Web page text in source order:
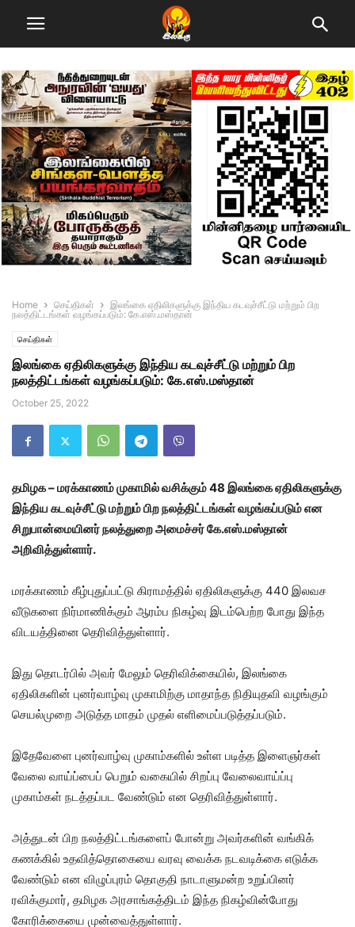
Home செய்திகள்
இலங்கை ஏதிலிகளுக்கு இந்திய கடவுச்சீட்டு மற்றும் பிற
நலத்திட்டங்கள் வழங்கப்படும்: கே.எஸ்.மஸ்தான்
செய்திகள்
இலங்கை ஏதிலிகளுக்கு இந்திய கடவுச்சீட்டு மற்றும் பிற
நலத்திட்டங்கள் வழங்கப்படும்: கே.எஸ்.மஸ்தான்
October 25, 2022
தமிழக – மரக்காணம் முகாமில் வசிக்கும் 48 இலங்கை ஏதிலிகளுக்கு
இந்திய கடவுச்சீட்டு மற்றும் பிற நலத்திட்டங்கள் வழங்கப்படும் என
சிறுபான்மையினர் நலத்துறை அமைச்சர் கே.எஸ்.மஸ்தான்
அறிவித்துள்ளார்.
மரக்காணம் கீழ்புதுப்பட்டு கிராமத்தில் ஏதிலிகளுக்கு 440 இலவச
வீடுகளை நிர்மாணிக்கும் ஆரம்ப நிகழ்வு இடம்பெற்ற போது இந்த
விடயத்தினை தெரிவித்துள்ளார்.
இது தொடர்பில் அவர் மேலும் தெரிவிக்கையில், இலங்கை
ஏதிலிகளின் புனர்வாழ்வு முகாமிற்கு மாதாந்த நிதியுதவி வழங்கும்
செயல்முறை அடுத்த மாதம் முதல் எளிமைப்படுத்தப்படும்.
இதேவேளை புனர்வாழ்வு முகாம்களில் உள்ள படித்த இளைஞர்கள்
வேலை வாய்ப்பைப் பெறும் வகையில் சிறப்பு வேலைவாய்ப்பு
முகாம்கள் நடத்தப்பட வேண்டும் என தெரிவித்துள்ளார்.
அத்துடன் பிற நலத்திட்டங்களைப் போன்று அவர்களின் வங்கிக்
கணக்கில் உதவித்தொகையை வரவு வைக்க நடவடிக்கை எடுக்க
வேண்டும் என விழுப்புரம் தொகுதி நாடாளுமன்ற உறுப்பினர்
ரவிக்குமார், தமிழக அரசாங்கத்திடம் இந்த நிகழ்வின்போது
கோரிக்கையை முன்வைத்துள்ளார்.